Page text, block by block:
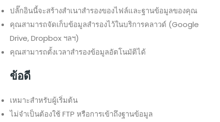
ปลั๊กอินนี้จะสร้างสำเนาสำรองของไฟล์และฐานข้อมูลของคุณ
คุณสามารถจัดเก็บข้อมูลสำรองไว้ในบริการคลาวด์ (Google
Drive, Dropbox ฯลฯ)
คุณสามารถตั้งเวลาสำรองข้อมูลอัตโนมัติได้
ข้อดี
เหมาะสำหรับผู้เริ่มต้น
ไม่จำเป็นต้องใช้ FTP หรือการเข้าถึงฐานข้อมูล